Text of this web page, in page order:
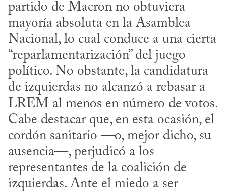
partido de Macron no obtuviera
mayoría absoluta en la Asamblea
Nacional, lo cual conduce a una cierta
“reparlamentarización” del juego
político. No obstante, la candidatura
de izquierdas no alcanzó a rebasar a
LREM al menos en número de votos.
Cabe destacar que, en esta ocasión, el
cordón sanitario —o, mejor dicho, su
ausencia—, perjudicó a los
representantes de la coalición de
izquierdas. Ante el miedo a ser